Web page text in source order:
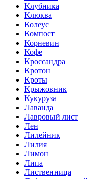
Клубника
Клюква
Колеус
Компост
Корневин
Кофе
Кроссандра
Кротон
Кроты
Крыжовник
Кукуруза
Лаванда
Лавровый лист
Лен
Лилейник
Лилия
Лимон
Липа
Лиственница